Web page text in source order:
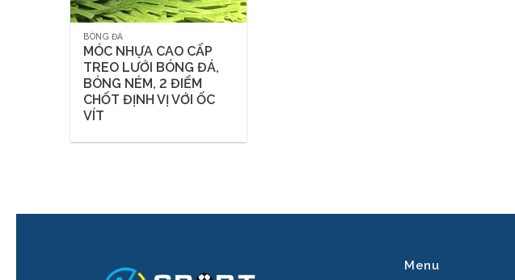
BÓNG ĐÁ
MÓC NHỰA CAO CẤP
TREO LƯỚI BÓNG ĐÁ,
BÓNG NÉM, 2 ĐIỂM
CHỐT ĐỊNH VỊ VỚI ỐC
VÍT
Menu